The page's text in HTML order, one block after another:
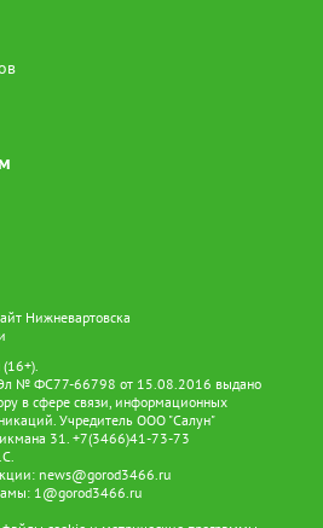
Нижневартовска
Эл № ФС77-66798 от 15.08.2016 выдано
в сфере связи, информационных
Учредитель ООО "Салун"
31. +7(3466)41-73-73
news@gorod3466.ru
1@gorod3466.ru